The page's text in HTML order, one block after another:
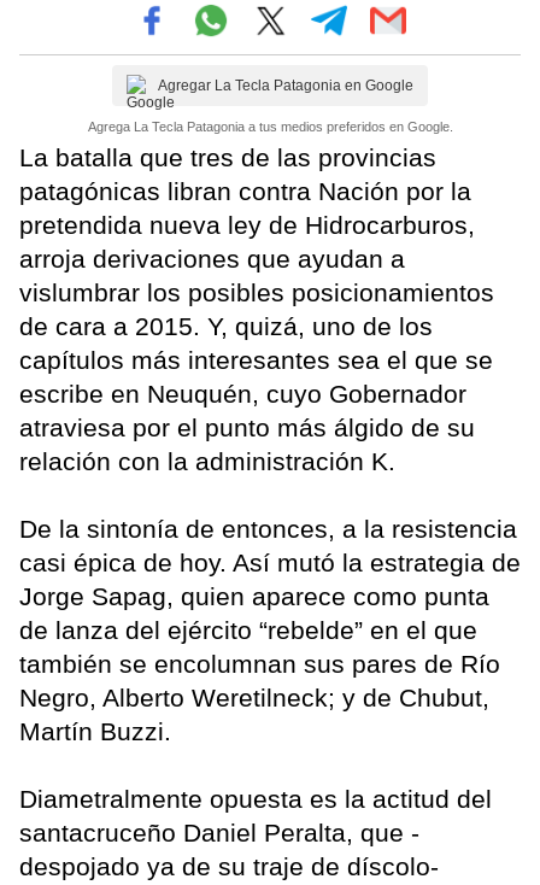
Agregar La Tecla Patagonia en Google
Agrega La Tecla Patagonia a tus medios preferidos en Google.
La batalla que tres de las provincias
patagónicas libran contra Nación por la
pretendida nueva ley de Hidrocarburos,
arroja derivaciones que ayudan a
vislumbrar los posibles posicionamientos
de cara a 2015. Y, quizá, uno de los
capítulos más interesantes sea el que se
escribe en Neuquén, cuyo Gobernador
atraviesa por el punto más álgido de su
relación con la administración K.
De la sintonía de entonces, a la resistencia
casi épica de hoy. Así mutó la estrategia de
Jorge Sapag, quien aparece como punta
de lanza del ejército “rebelde” en el que
también se encolumnan sus pares de Río
Negro, Alberto Weretilneck; y de Chubut,
Martín Buzzi.
Diametralmente opuesta es la actitud del
santacruceño Daniel Peralta, que -
despojado ya de su traje de díscolo-